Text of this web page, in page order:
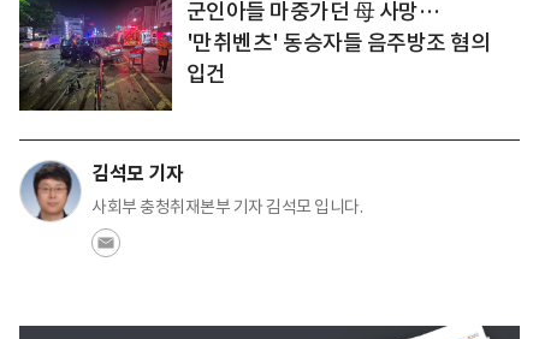
군인아들 마중가던 母 사망…
'만취벤츠' 동승자들 음주방조 혐의
입건
김석모 기자
사회부 충청취재본부 기자 김석모 입니다.